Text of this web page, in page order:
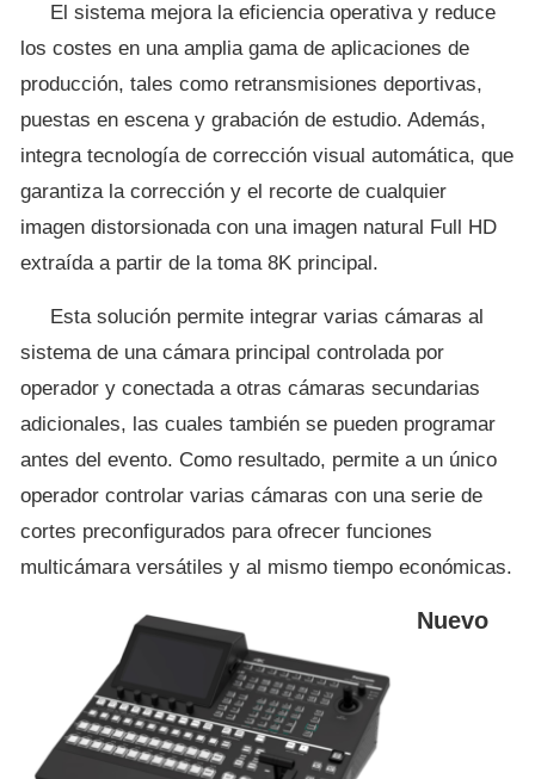
El sistema mejora la eficiencia operativa y reduce
los costes en una amplia gama de aplicaciones de
producción, tales como retransmisiones deportivas,
puestas en escena y grabación de estudio. Además,
integra tecnología de corrección visual automática, que
garantiza la corrección y el recorte de cualquier
imagen distorsionada con una imagen natural Full HD
extraída a partir de la toma 8K principal.
Esta solución permite integrar varias cámaras al
sistema de una cámara principal controlada por
operador y conectada a otras cámaras secundarias
adicionales, las cuales también se pueden programar
antes del evento. Como resultado, permite a un único
operador controlar varias cámaras con una serie de
cortes preconfigurados para ofrecer funciones
multicámara versátiles y al mismo tiempo económicas.
Nuevo